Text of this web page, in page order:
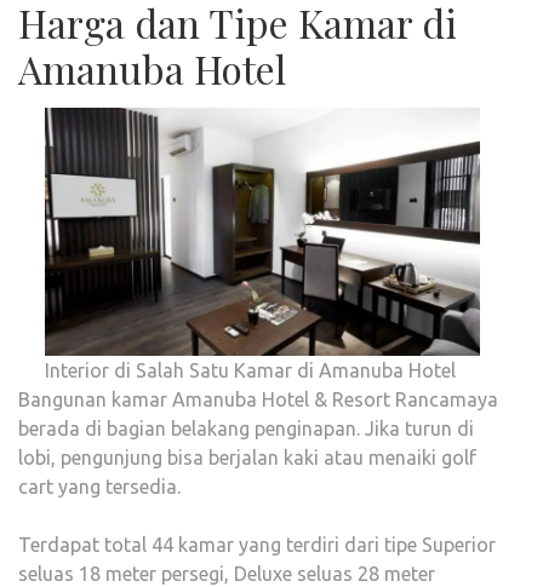
Harga dan Tipe Kamar di
Amanuba Hotel
Interior di Salah Satu Kamar di Amanuba Hotel
Bangunan kamar Amanuba Hotel & Resort Rancamaya
berada di bagian belakang penginapan. Jika turun di
lobi, pengunjung bisa berjalan kaki atau menaiki golf
cart yang tersedia.
Terdapat total 44 kamar yang terdiri dari tipe Superior
seluas 18 meter persegi, Deluxe seluas 28 meter